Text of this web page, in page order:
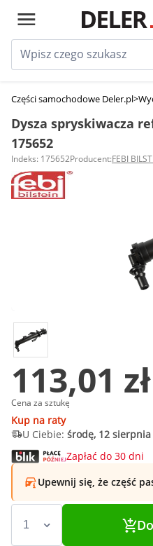
Części samochodowe Deler.pl>
Dysza spryskiwacza
175652
Indeks: 175652Producent:FEBI
113,01 zł
Cena za sztukę
Kup na raty
U Ciebie: środę, 12 sierpnia
Zapłać do 30 dni
Upewnij się, że część